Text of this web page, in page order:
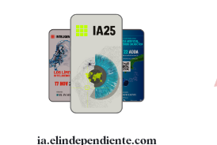
Quiénes somos
Especificaciones
ia.elindependiente.com